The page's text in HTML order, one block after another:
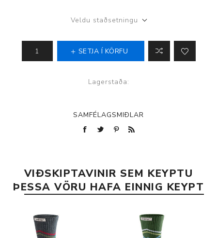
Veldu staðsetningu
SETJA Í KÖRFU
Lagerstaða:
SAMFÉLAGSMIÐLAR
VIÐSKIPTAVINIR SEM KEYPTU
ÞESSA VÖRU HAFA EINNIG KEYPT